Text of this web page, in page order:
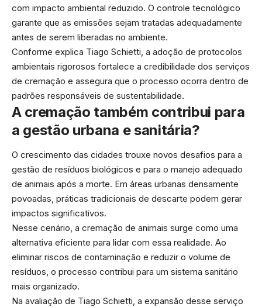
com impacto ambiental reduzido. O controle tecnológico
garante que as emissões sejam tratadas adequadamente
antes de serem liberadas no ambiente.
Conforme explica Tiago Schietti, a adoção de protocolos
ambientais rigorosos fortalece a credibilidade dos serviços
de cremação e assegura que o processo ocorra dentro de
padrões responsáveis de sustentabilidade.
A cremação também contribui para
a gestão urbana e sanitária?
O crescimento das cidades trouxe novos desafios para a
gestão de resíduos biológicos e para o manejo adequado
de animais após a morte. Em áreas urbanas densamente
povoadas, práticas tradicionais de descarte podem gerar
impactos significativos.
Nesse cenário, a cremação de animais surge como uma
alternativa eficiente para lidar com essa realidade. Ao
eliminar riscos de contaminação e reduzir o volume de
resíduos, o processo contribui para um sistema sanitário
mais organizado.
Na avaliação de Tiago Schietti, a expansão desse serviço